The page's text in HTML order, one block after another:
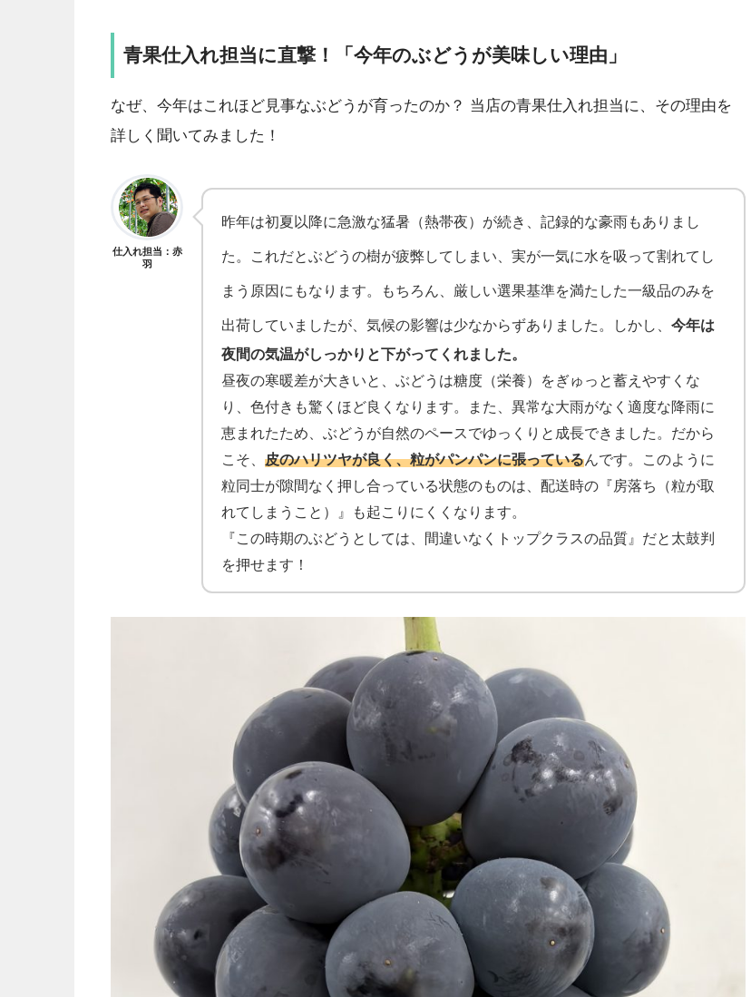
青果仕入れ担当に直撃！「今年のぶどうが美味しい理由」
なぜ、今年はこれほど見事なぶどうが育ったのか？ 当店の青果仕入れ担当に、その理由を
詳しく聞いてみました！
仕入れ担当：赤
羽
昨年は初夏以降に急激な猛暑（熱帯夜）が続き、記録的な豪雨もありまし
た。これだとぶどうの樹が疲弊してしまい、実が一気に水を吸って割れてし
まう原因にもなります。もちろん、厳しい選果基準を満たした一級品のみを
出荷していましたが、気候の影響は少なからずありました。 しかし、 今年は
夜間の気温がしっかりと下がってくれました。
昼夜の寒暖差が大きいと、ぶどうは糖度（栄養）をぎゅっと蓄えやすくな
り、色付きも驚くほど良くなります。また、異常な大雨がなく適度な降雨に
恵まれたため、ぶどうが自然のペースでゆっくりと成長できました。だから
こそ、 皮のハリツヤが良く、粒がパンパンに張っているんです。このように
粒同士が隙間なく押し合っている状態のものは、配送時の『房落ち（粒が取
れてしまうこと）』も起こりにくくなります。
『この時期のぶどうとしては、間違いなくトップクラスの品質』だと太鼓判
を押せます！